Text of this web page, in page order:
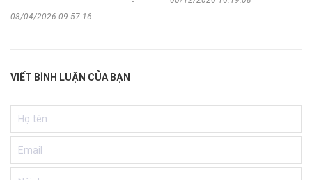
08/04/2026 09:57:16
VIẾT BÌNH LUẬN CỦA BẠN